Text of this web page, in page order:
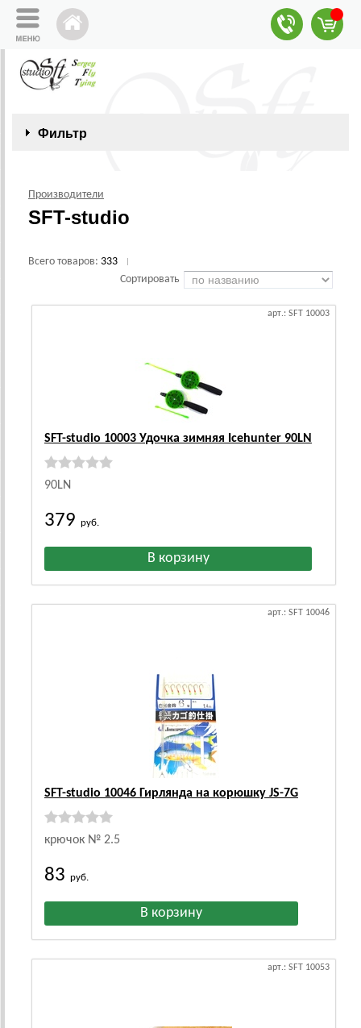
Фильтр
Производители
SFT-studio
Всего товаров: 333
Сортировать
арт.: SFT 10003
SFT-studio 10003 Удочка зимняя Icehunter 90LN
90LN
379 руб.
арт.: SFT 10046
SFT-studio 10046 Гирлянда на корюшку JS-7G
крючок № 2.5
83 руб.
арт.: SFT 10053